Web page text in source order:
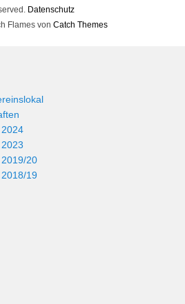
Datenschutz
Flames von Catch Themes
20
19